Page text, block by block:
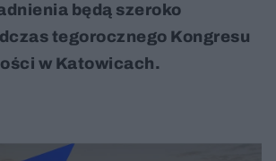
będą szeroko
tegorocznego Kongresu
w Katowicach.